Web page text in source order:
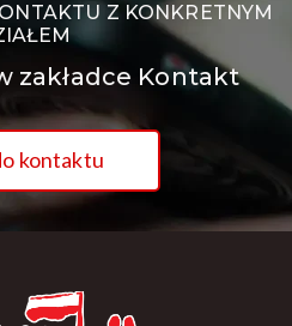
Z KONKRETNYM
zakładce Kontakt
kontaktu